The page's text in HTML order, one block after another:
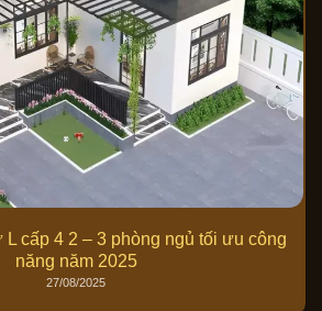
L cấp 4 2 – 3 phòng ngủ tối ưu công
năng năm 2025
27/08/2025